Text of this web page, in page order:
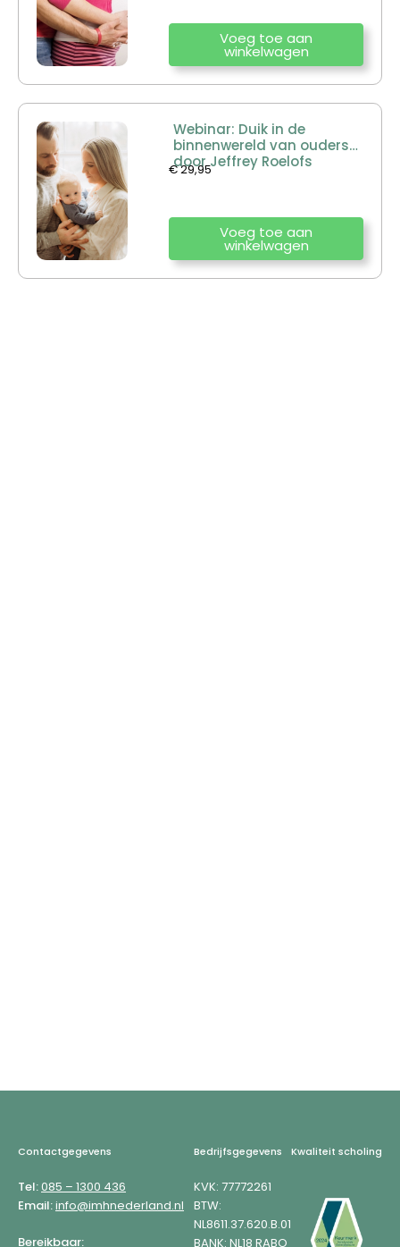
Voeg toe aan
winkelwagen
Webinar: Duik in de
binnenwereld van ouders
door Jeffrey Roelofs
€29,95
Voeg toe aan
winkelwagen
Footer
Contactgegevens
Tel:085 – 1300 436
Email:info@imhnederland.nl
Bereikbaar:
Bedrijfsgegevens
KVK: 77772261
BTW:
NL8611.37.620.B.01
BANK: NL18 RABO
Kwaliteit scholing